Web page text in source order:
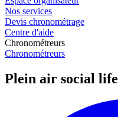
Nos services
Devis chronométrage
Centre d'aide
Chronométreurs
Chronométreurs
Plein air social life